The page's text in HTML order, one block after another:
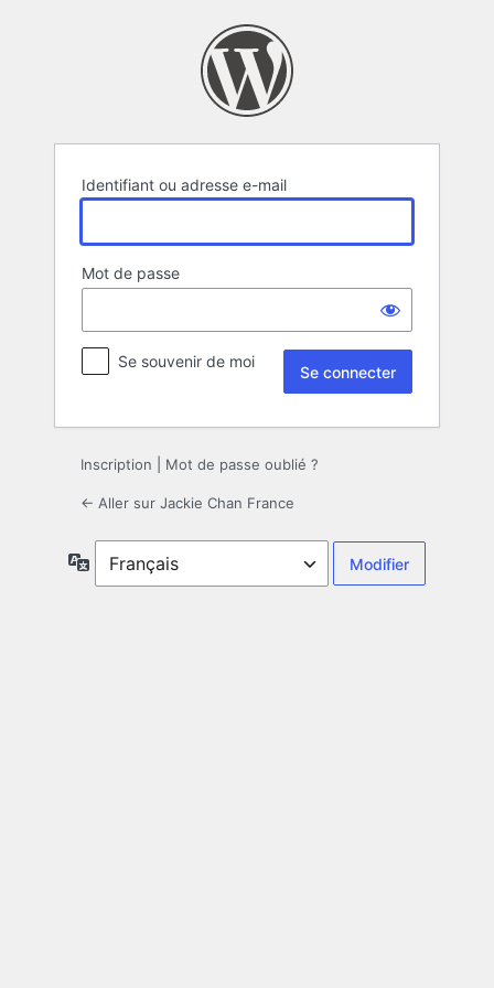
Identifiant ou adresse e-mail
Mot de passe
Se souvenir de moi
Inscription Mot de passe oublié ?
← Aller sur Jackie Chan France
Langue